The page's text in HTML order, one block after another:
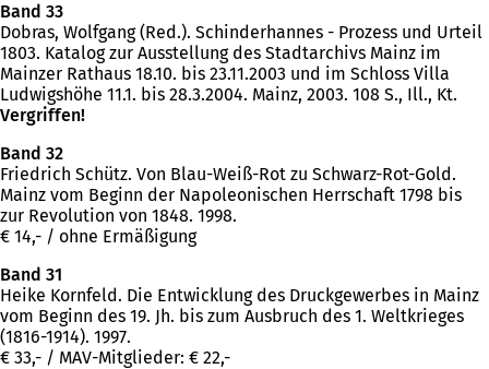
Band 33
Dobras, Wolfgang (Red.). Schinderhannes - Prozess und Urteil
1803. Katalog zur Ausstellung des Stadtarchivs Mainz im
Mainzer Rathaus 18.10. bis 23.11.2003 und im Schloss Villa
Ludwigshöhe 11.1. bis 28.3.2004. Mainz, 2003. 108 S., Ill., Kt.
Vergriffen!
Band 32
Friedrich Schütz. Von Blau-Weiß-Rot zu Schwarz-Rot-Gold.
Mainz vom Beginn der Napoleonischen Herrschaft 1798 bis
zur Revolution von 1848. 1998.
€ 14,- / ohne Ermäßigung
Band 31
Heike Kornfeld. Die Entwicklung des Druckgewerbes in Mainz
vom Beginn des 19. Jh. bis zum Ausbruch des 1. Weltkrieges
(1816-1914). 1997.
€ 33,- / MAV-Mitglieder: € 22,-